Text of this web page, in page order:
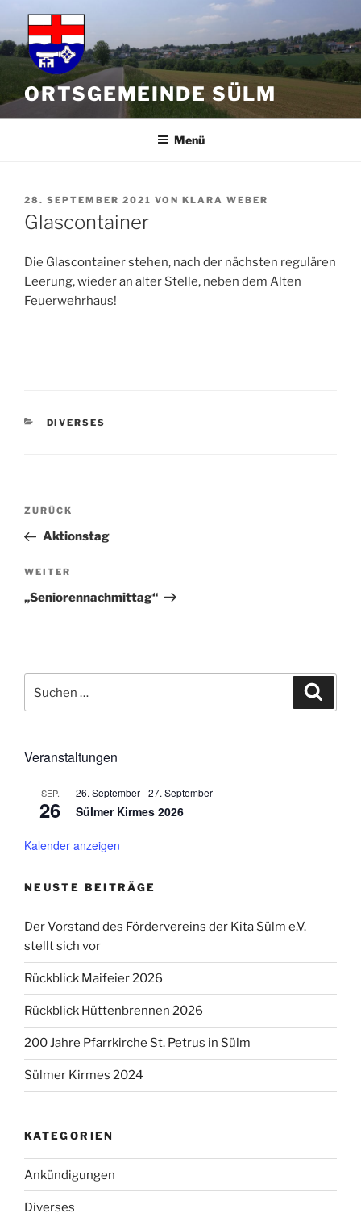
Inhalt
springen
ORTSGEMEINDE SÜLM
Menü
VERÖFFENTLICHT
AM
28. SEPTEMBER 2021 VON KLARA WEBER
Glascontainer
Die Glascontainer stehen, nach der nächsten regulären
Leerung, wieder an alter Stelle, neben dem Alten
Feuerwehrhaus!
KATEGORIEN
DIVERSES
Beitragsnavigation
Vorheriger
Beitrag
ZURÜCK
Aktionstag
Nächster
Beitrag
WEITER
„Seniorennachmittag“
nach:
Veranstaltungen
SEP.
26
26. September-27. September
Sülmer Kirmes 2026
Kalender anzeigen
NEUSTE BEITRÄGE
Der Vorstand des Fördervereins der Kita Sülm e.V.
stellt sich vor
Rückblick Maifeier 2026
Rückblick Hüttenbrennen 2026
200 Jahre Pfarrkirche St. Petrus in Sülm
Sülmer Kirmes 2024
KATEGORIEN
Ankündigungen
Diverses